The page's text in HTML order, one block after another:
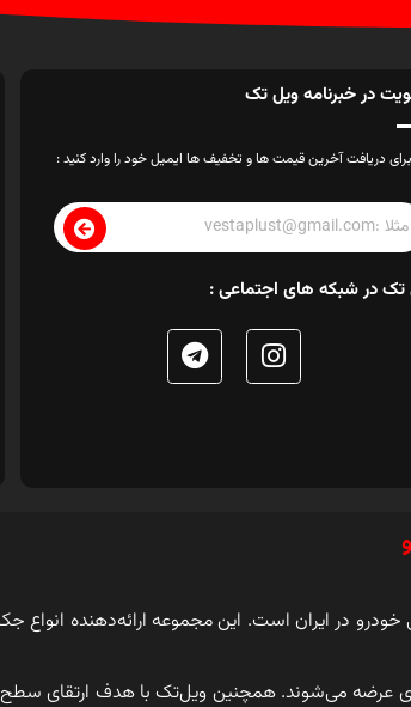
در خبرنامه ویل تک
برای دریافت آخرین قیمت ها و تخفیف ها ایمیل خود را وارد کنید :
تک در شبکه های اجتماعی :
در ایران است. این مجموعه ارائه‌دهنده انواع
عرضه می‌شوند. همچنین ویل‌تک با هدف ارتقای